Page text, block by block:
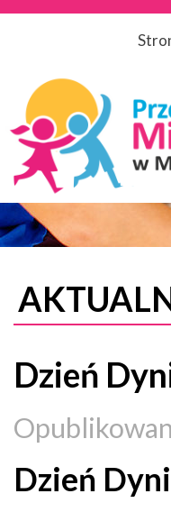
Dzień
Dzień